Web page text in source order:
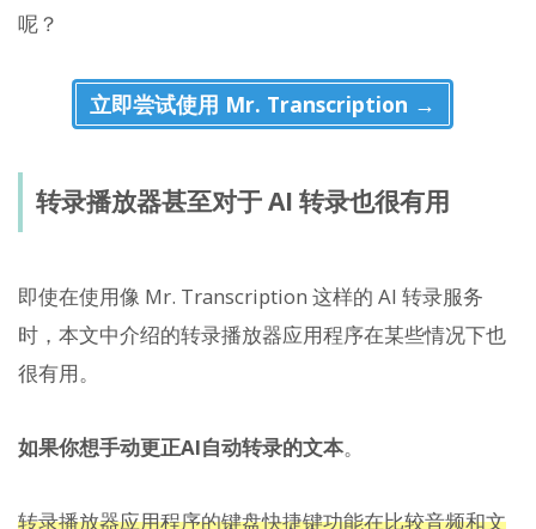
呢？
立即尝试使用 Mr. Transcription →
转录播放器甚至对于 AI 转录也很有用
即使在使用像 Mr. Transcription 这样的 AI 转录服务
时，本文中介绍的转录播放器应用程序在某些情况下也
很有用。
如果你想手动更正AI自动转录的文本。
转录播放器应用程序的键盘快捷键功能在比较音频和文